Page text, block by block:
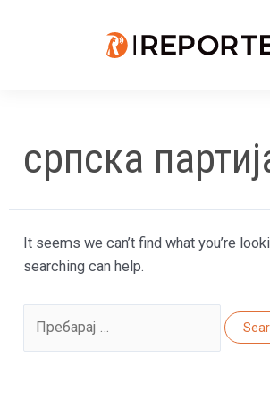
српска
It seems we can’t find what you’re
searching can help.